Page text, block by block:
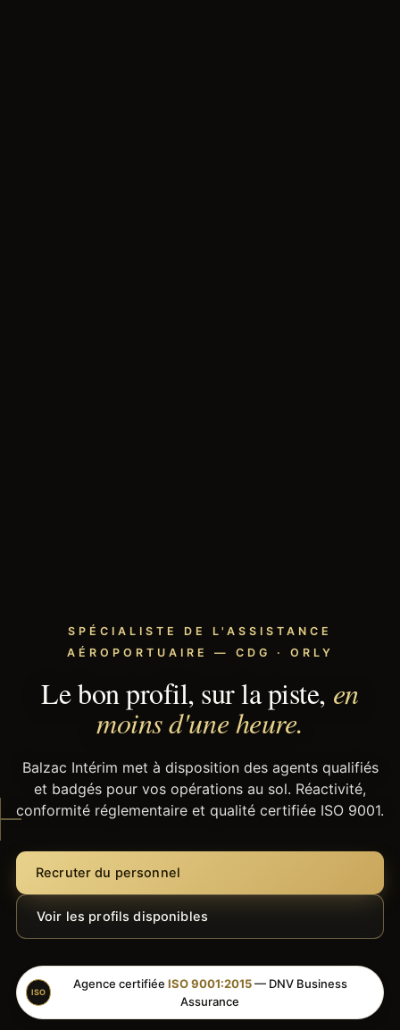
SPÉCIALISTE DE L'ASSISTANCE
AÉROPORTUAIRE — CDG · ORLY
Le bon profil, sur la piste, en
moins d'une heure.
Balzac Intérim met à disposition des agents qualifiés
et badgés pour vos opérations au sol. Réactivité,
conformité réglementaire et qualité certifiée ISO 9001.
Recruter du personnel
Voir les profils disponibles
ISO
Agence certifiée ISO 9001:2015— DNV Business
Assurance